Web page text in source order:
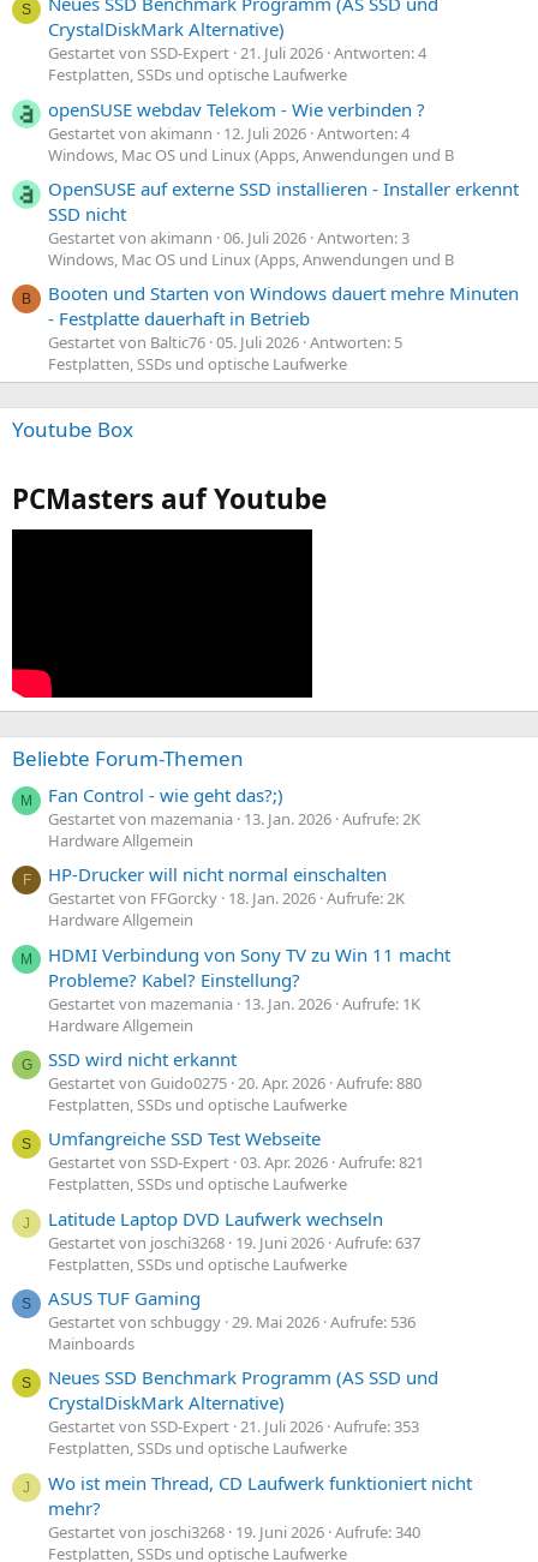
S
CrystalDiskMark Alternative)
Gestartet von SSD-Expert 21. Juli 2026 Antworten: 4
Festplatten, SSDs und optische Laufwerke
openSUSE webdav Telekom - Wie verbinden ?
Gestartet von akimann 12. Juli 2026 Antworten: 4
Windows, Mac OS und Linux (Apps, Anwendungen und B
OpenSUSE auf externe SSD installieren - Installer erkennt
SSD nicht
Gestartet von akimann 06. Juli 2026 Antworten: 3
Windows, Mac OS und Linux (Apps, Anwendungen und B
B
Booten und Starten von Windows dauert mehre Minuten
- Festplatte dauerhaft in Betrieb
Gestartet von Baltic76 05. Juli 2026 Antworten: 5
Festplatten, SSDs und optische Laufwerke
Youtube Box
PCMasters auf Youtube
Beliebte Forum-Themen
M Fan Control - wie geht das?;)
Gestartet von mazemania 13. Jan. 2026 Aufrufe: 2K
Hardware Allgemein
F HP-Drucker will nicht normal einschalten
Gestartet von FFGorcky 18. Jan. 2026 Aufrufe: 2K
Hardware Allgemein
M
HDMI Verbindung von Sony TV zu Win 11 macht
Probleme? Kabel? Einstellung?
Gestartet von mazemania 13. Jan. 2026 Aufrufe: 1K
Hardware Allgemein
G SSD wird nicht erkannt
Gestartet von Guido0275 20. Apr. 2026 Aufrufe: 880
Festplatten, SSDs und optische Laufwerke
S Umfangreiche SSD Test Webseite
Gestartet von SSD-Expert 03. Apr. 2026 Aufrufe: 821
Festplatten, SSDs und optische Laufwerke
J Latitude Laptop DVD Laufwerk wechseln
Gestartet von joschi3268 19. Juni 2026 Aufrufe: 637
Festplatten, SSDs und optische Laufwerke
S ASUS TUF Gaming
Gestartet von schbuggy 29. Mai 2026 Aufrufe: 536
Mainboards
S
Neues SSD Benchmark Programm (AS SSD und
CrystalDiskMark Alternative)
Gestartet von SSD-Expert 21. Juli 2026 Aufrufe: 353
Festplatten, SSDs und optische Laufwerke
J
Wo ist mein Thread, CD Laufwerk funktioniert nicht
mehr?
Gestartet von joschi3268 19. Juni 2026 Aufrufe: 340
Festplatten, SSDs und optische Laufwerke